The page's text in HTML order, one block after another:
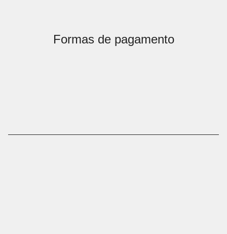
Formas de pagamento